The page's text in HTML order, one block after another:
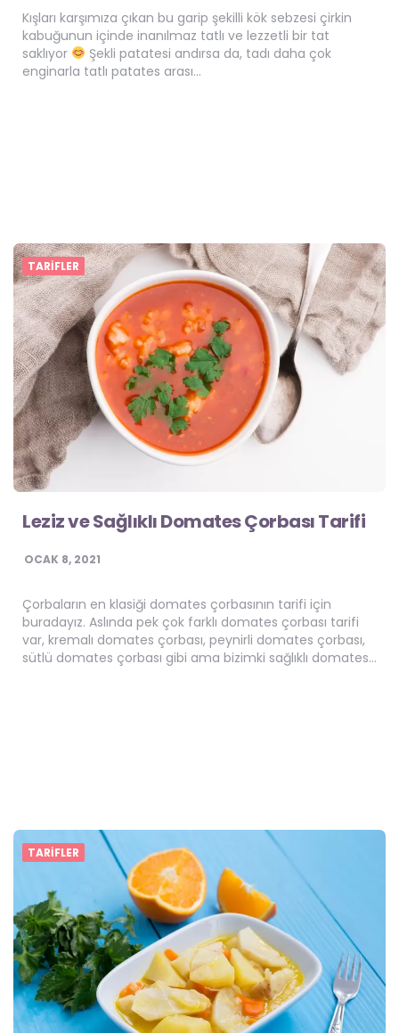
Kışları karşımıza çıkan bu garip şekilli kök sebzesi çirkin
kabuğunun içinde inanılmaz tatlı ve lezzetli bir tat
saklıyor
Şekli patatesi andırsa da, tadı daha çok
enginarla tatlı patates arası…
TARIFLER
Leziz ve Sağlıklı Domates Çorbası Tarifi
OCAK 8, 2021
Çorbaların en klasiği domates çorbasının tarifi için
buradayız. Aslında pek çok farklı domates çorbası tarifi
var, kremalı domates çorbası, peynirli domates çorbası,
sütlü domates çorbası gibi ama bizimki sağlıklı domates…
TARIFLER